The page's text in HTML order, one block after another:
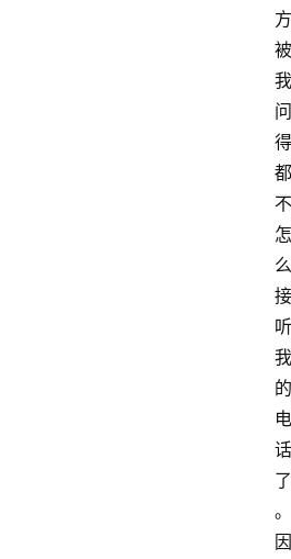
方
被
我
问
得
都
不
怎
么
接
听
我
的
电
话
了
。
因